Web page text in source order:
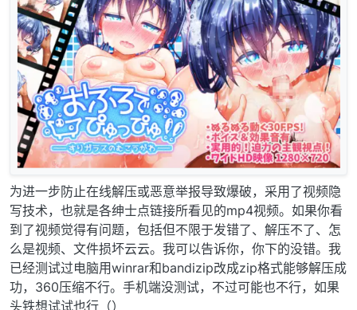
为进一步防止在线解压或恶意举报导致爆破，采用了视频隐
写技术，也就是各绅士点链接所看见的mp4视频。如果你看
到了视频觉得有问题，包括但不限于发错了、解压不了、怎
么是视频、文件损坏云云。我可以告诉你，你下的没错。我
已经测试过电脑用winrar和bandizip改成zip格式能够解压成
功，360压缩不行。手机端没测试，不过可能也不行，如果
头铁想试试也行（）